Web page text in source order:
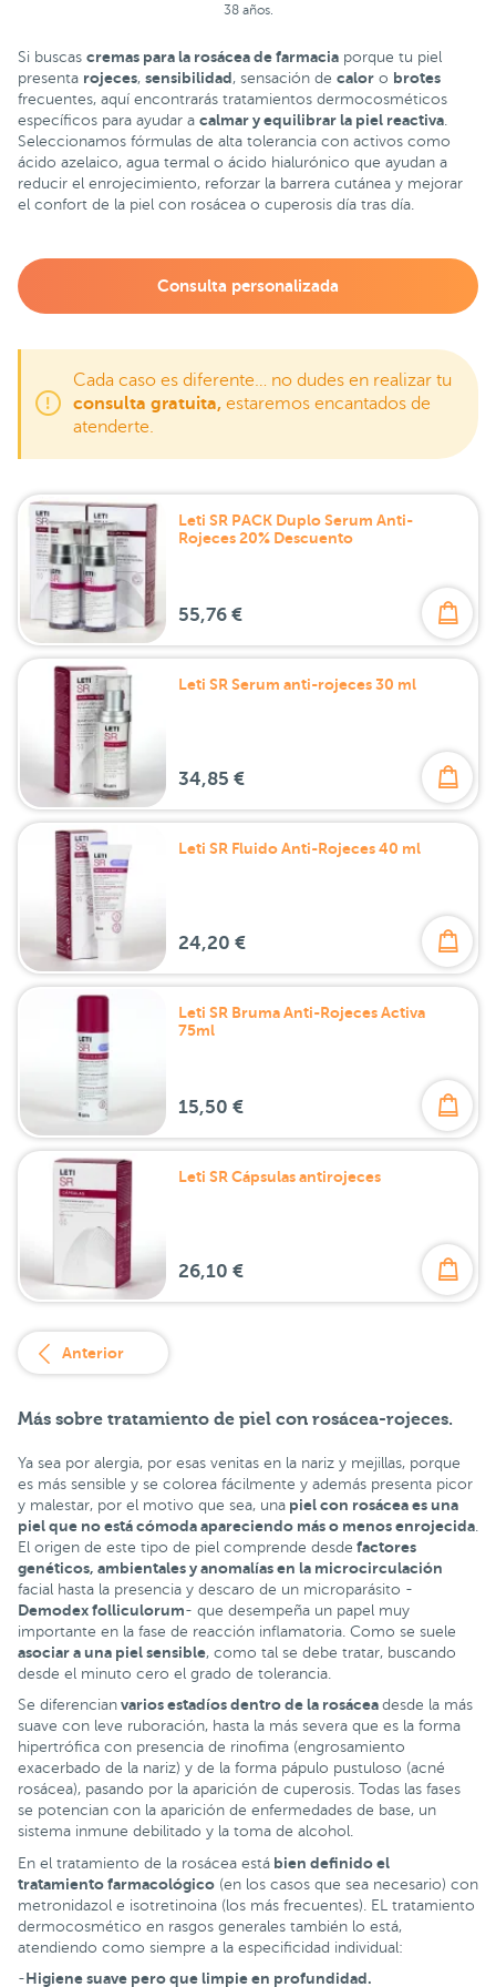
38 años.
Si buscas cremas para la rosácea de farmacia porque tu piel
presenta rojeces, sensibilidad, sensación de calor o brotes
frecuentes, aquí encontrarás tratamientos dermocosméticos
específicos para ayudar a calmar y equilibrar la piel reactiva
Seleccionamos fórmulas de alta tolerancia con activos como
ácido azelaico, agua termal o ácido hialurónico que ayudan a
reducir el enrojecimiento, reforzar la barrera cutánea y mejorar
el confort de la piel con rosácea o cuperosis día tras día.
Consulta personalizada
Cada caso es diferente… no dudes en realizar tu
consulta gratuita, estaremos encantados de
atenderte.
Leti SR PACK Duplo Serum Anti-
Rojeces 20% Descuento
55,76 €
Leti SR Serum anti-rojeces 30 ml
34,85 €
Leti SR Fluido Anti-Rojeces 40 ml
24,20 €
Leti SR Bruma Anti-Rojeces Activa
75ml
15,50 €
Leti SR Cápsulas antirojeces
26,10 €
Anterior
Más sobre tratamiento de piel con rosácea-rojeces.
Ya sea por alergia, por esas venitas en la nariz y mejillas, porque
es más sensible y se colorea fácilmente y además presenta picor
y malestar, por el motivo que sea, una piel con rosácea es una
piel que no está cómoda apareciendo más o menos enrojecida.
El origen de este tipo de piel comprende desde factores
genéticos, ambientales y anomalías en la microcirculación
facial hasta la presencia y descaro de un microparásito -
Demodex folliculorum- que desempeña un papel muy
importante en la fase de reacción inflamatoria. Como se suele
asociar a una piel sensible, como tal se debe tratar, buscando
desde el minuto cero el grado de tolerancia.
Se diferencian varios estadíos dentro de la rosácea desde la más
suave con leve ruboración, hasta la más severa que es la forma
hipertrófica con presencia de rinofima (engrosamiento
exacerbado de la nariz) y de la forma pápulo pustuloso (acné
rosácea), pasando por la aparición de cuperosis. Todas las fases
se potencian con la aparición de enfermedades de base, un
sistema inmune debilitado y la toma de alcohol.
En el tratamiento de la rosácea está bien definido el
tratamiento farmacológico (en los casos que sea necesario) con
metronidazol e isotretinoina (los más frecuentes). EL tratamiento
dermocosmético en rasgos generales también lo está,
atendiendo como siempre a la especificidad individual:
-Higiene suave pero que limpie en profundidad.